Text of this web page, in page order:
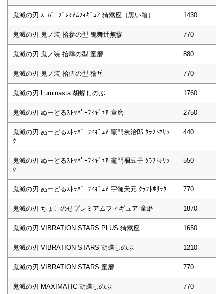
鬼滅の刃 ｽｰﾊﾟｰﾌﾟﾚﾐｱﾑﾌｨｷﾞｭｱ 猗窩座（黒い箱） 1430
鬼滅の刃 鬼ノ装 拾参の型 鬼舞辻無惨 770
鬼滅の刃 鬼ノ装 拾肆の型 童磨 880
鬼滅の刃 鬼ノ装 拾伍の型 獪岳 770
鬼滅の刃 Luminasta 胡蝶しのぶ 1760
鬼滅の刃 ぬーどるｽﾄｯﾊﾟｰﾌｨｷﾞｭｱ 童磨 2750
鬼滅の刃 ぬーどるｽﾄｯﾊﾟｰﾌｨｷﾞｭｱ 竈門炭治郎 ｸﾗﾌﾄﾎﾘｯ
ｸ
440
鬼滅の刃 ぬーどるｽﾄｯﾊﾟｰﾌｨｷﾞｭｱ 竈門禰豆子 ｸﾗﾌﾄﾎﾘｯ
ｸ
550
鬼滅の刃 ぬーどるｽﾄｯﾊﾟｰﾌｨｷﾞｭｱ 宇髄天元 ｸﾗﾌﾄﾎﾘｯｸ 770
鬼滅の刃 ちょこのせプレミアムフィギュア 童磨 1870
鬼滅の刃 VIBRATION STARS PLUS 猗窩座 1650
鬼滅の刃 VIBRATION STARS 胡蝶しのぶ 1210
鬼滅の刃 VIBRATION STARS 童磨 770
鬼滅の刃 MAXIMATIC 胡蝶しのぶ 770